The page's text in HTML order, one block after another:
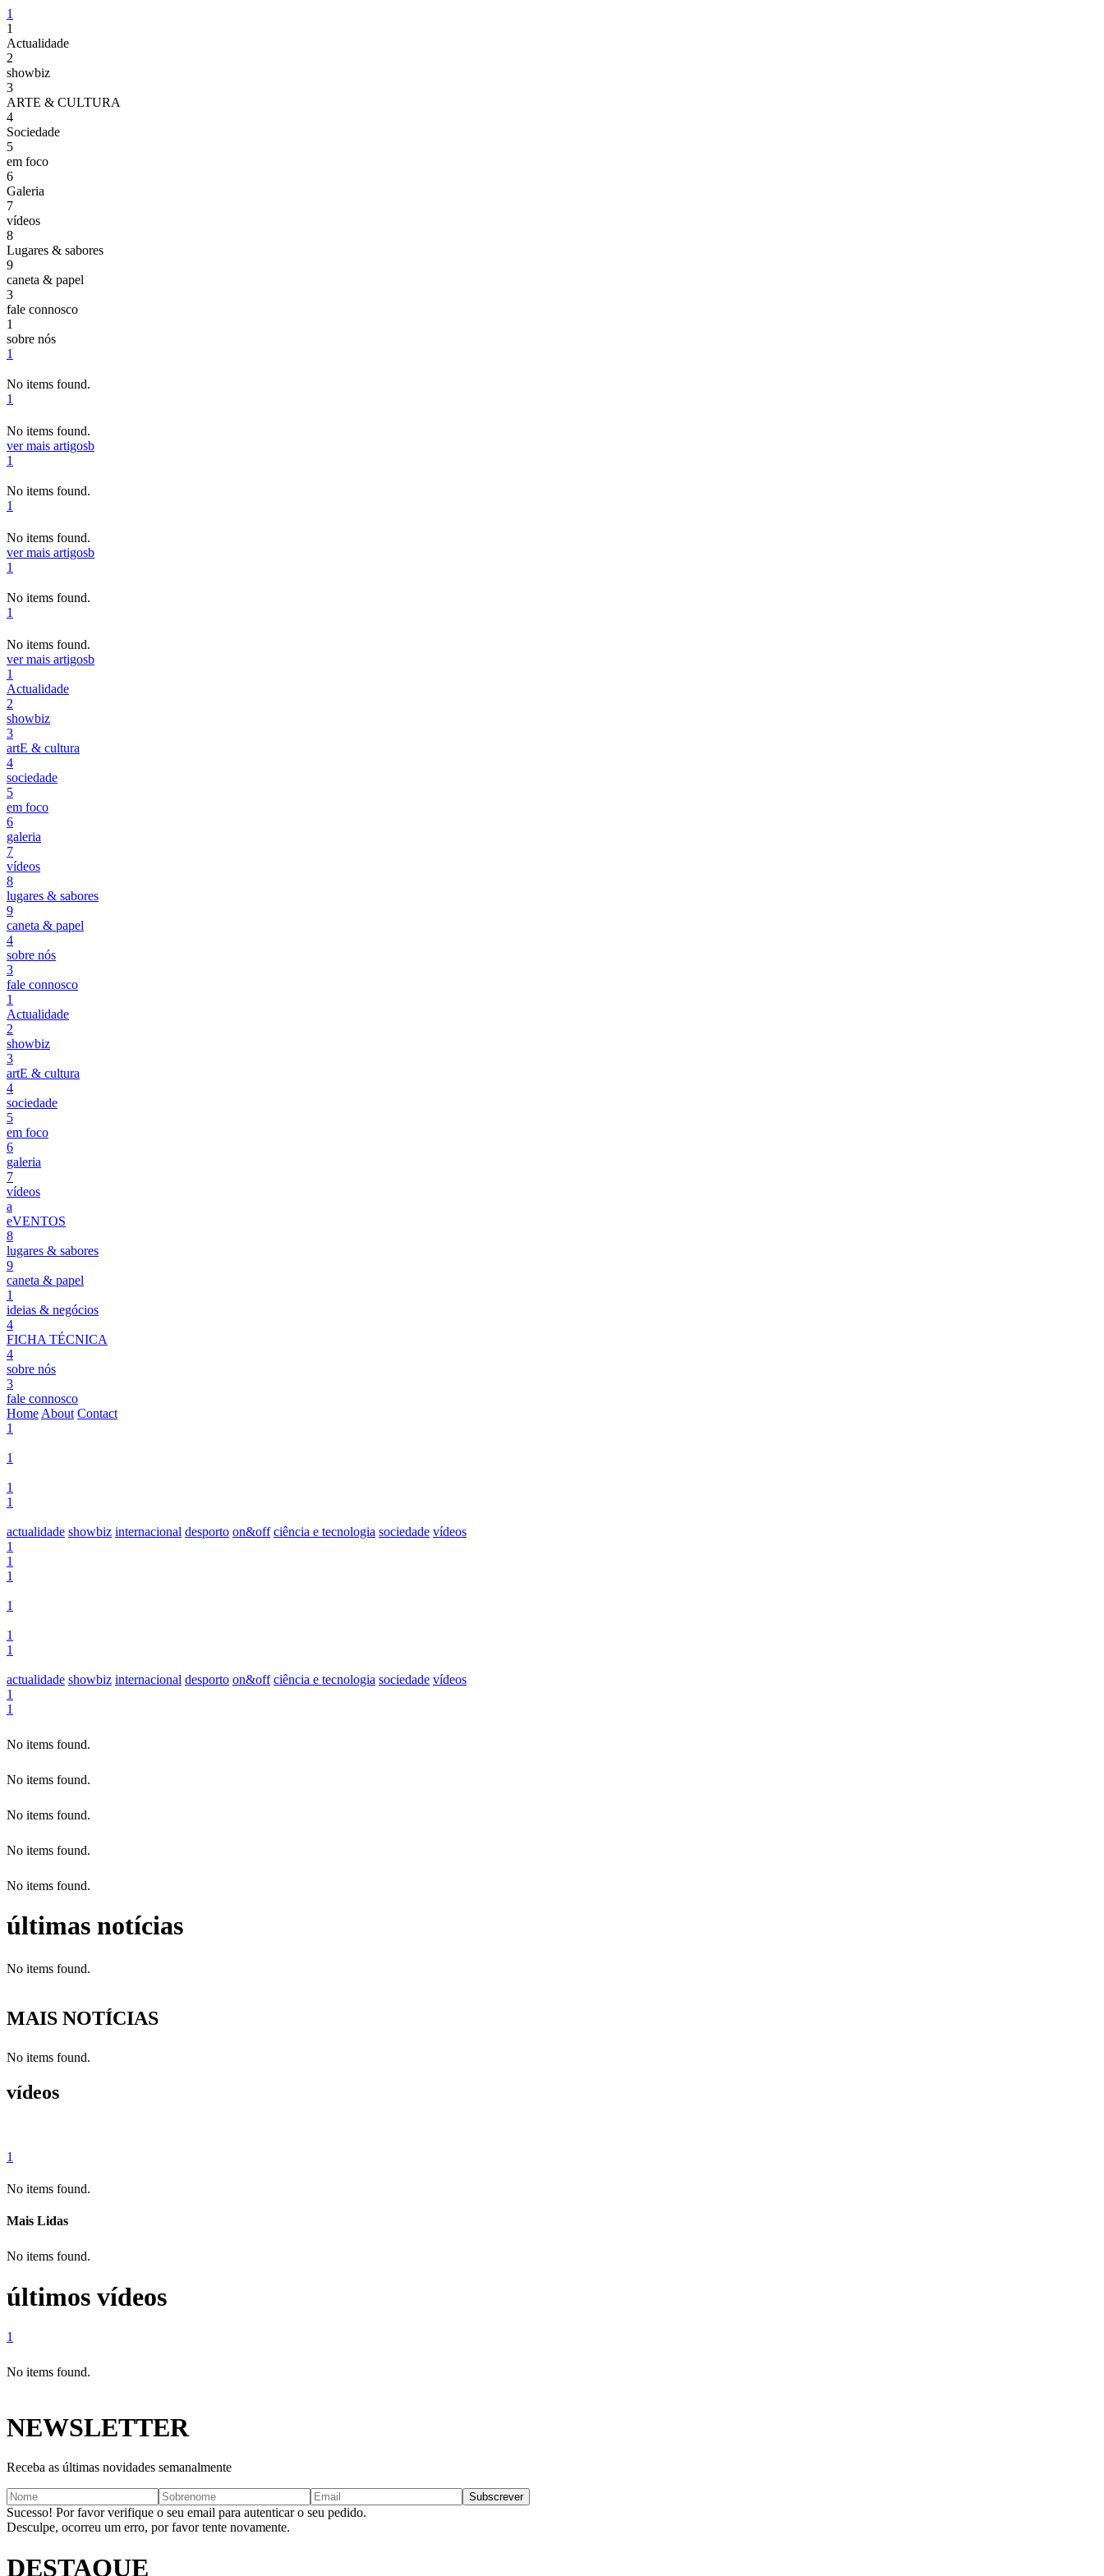
1
1
Actualidade
2
showbiz
3
ARTE & CULTURA
4
Sociedade
5
em foco
6
Galeria
7
vídeos
8
Lugares & sabores
9
caneta & papel
3
fale connosco
1
sobre nós
1
No items found.
1
No items found.
ver mais artigosb
1
No items found.
1
No items found.
ver mais artigosb
1
No items found.
1
No items found.
ver mais artigosb
1
Actualidade
2
showbiz
3
artE & cultura
4
sociedade
5
em foco
6
galeria
7
vídeos
8
lugares & sabores
9
caneta & papel
4
sobre nós
3
fale connosco
1
Actualidade
2
showbiz
3
artE & cultura
4
sociedade
5
em foco
6
galeria
7
vídeos
a
eVENTOS
8
lugares & sabores
9
caneta & papel
1
ideias & negócios
4
FICHA TÉCNICA
4
sobre nós
3
fale connosco
Home About Contact
1
1
1
1
actualidade showbiz internacional desporto on&off ciência e tecnologia sociedade vídeos
1
1
1
1
1
1
actualidade showbiz internacional desporto on&off ciência e tecnologia sociedade vídeos
1
1
No items found.
No items found.
No items found.
No items found.
No items found.
últimas notícias
No items found.
MAIS NOTÍCIAS
No items found.
vídeos
1
No items found.
Mais Lidas
No items found.
últimos vídeos
1
No items found.
NEWSLETTER
Receba as últimas novidades semanalmente
Sucesso! Por favor verifique o seu email para autenticar o seu pedido.
Desculpe, ocorreu um erro, por favor tente novamente.
DESTAQUE